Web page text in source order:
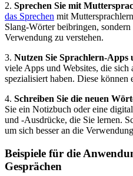
2. Sprechen Sie mit
das Sprechen mit
Slang-Wörter beibringen,
Verwendung zu verstehen.
3. Nutzen Sie Sprachlern-Apps
viele Apps und Websites, die sich
spezialisiert haben. Diese können
4. Schreiben Sie die neuen
Sie ein Notizbuch oder eine
und -Ausdrücke, die Sie lernen.
um sich besser an die
Beispiele für die
Gesprächen